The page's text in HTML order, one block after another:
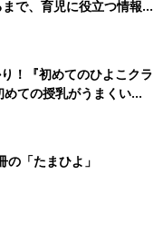
で、育児に役立つ情報が
！『初めてのひよこクラ
ての授乳がうまくい
と夏のトラブル 解決テ
「たまひよ」